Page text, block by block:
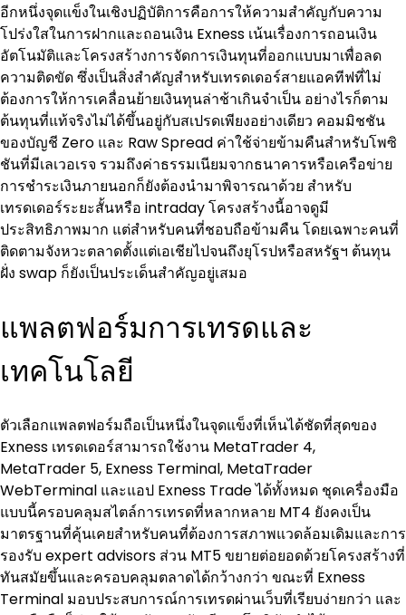
อีกหนึ่งจุดแข็งในเชิงปฏิบัติการคือการให้ความสำคัญกับความ
โปร่งใสในการฝากและถอนเงิน Exness เน้นเรื่องการถอนเงิน
อัตโนมัติและโครงสร้างการจัดการเงินทุนที่ออกแบบมาเพื่อลด
ความติดขัด ซึ่งเป็นสิ่งสำคัญสำหรับเทรดเดอร์สายแอคทีฟที่ไม่
ต้องการให้การเคลื่อนย้ายเงินทุนล่าช้าเกินจำเป็น อย่างไรก็ตาม
ต้นทุนที่แท้จริงไม่ได้ขึ้นอยู่กับสเปรดเพียงอย่างเดียว คอมมิชชัน
ของบัญชี Zero และ Raw Spread ค่าใช้จ่ายข้ามคืนสำหรับโพซิ
ชันที่มีเลเวอเรจ รวมถึงค่าธรรมเนียมจากธนาคารหรือเครือข่าย
การชำระเงินภายนอกก็ยังต้องนำมาพิจารณาด้วย สำหรับ
เทรดเดอร์ระยะสั้นหรือ intraday โครงสร้างนี้อาจดูมี
ประสิทธิภาพมาก แต่สำหรับคนที่ชอบถือข้ามคืน โดยเฉพาะคนที่
ติดตามจังหวะตลาดตั้งแต่เอเชียไปจนถึงยุโรปหรือสหรัฐฯ ต้นทุน
ฝั่ง swap ก็ยังเป็นประเด็นสำคัญอยู่เสมอ
แพลตฟอร์มการเทรดและ
เทคโนโลยี
ตัวเลือกแพลตฟอร์มถือเป็นหนึ่งในจุดแข็งที่เห็นได้ชัดที่สุดของ
Exness เทรดเดอร์สามารถใช้งาน MetaTrader 4,
MetaTrader 5, Exness Terminal, MetaTrader
WebTerminal และแอป Exness Trade ได้ทั้งหมด ชุดเครื่องมือ
แบบนี้ครอบคลุมสไตล์การเทรดที่หลากหลาย MT4 ยังคงเป็น
มาตรฐานที่คุ้นเคยสำหรับคนที่ต้องการสภาพแวดล้อมเดิมและการ
รองรับ expert advisors ส่วน MT5 ขยายต่อยอดด้วยโครงสร้างที่
ทันสมัยขึ้นและครอบคลุมตลาดได้กว้างกว่า ขณะที่ Exness
Terminal มอบประสบการณ์การเทรดผ่านเว็บที่เรียบง่ายกว่า และ